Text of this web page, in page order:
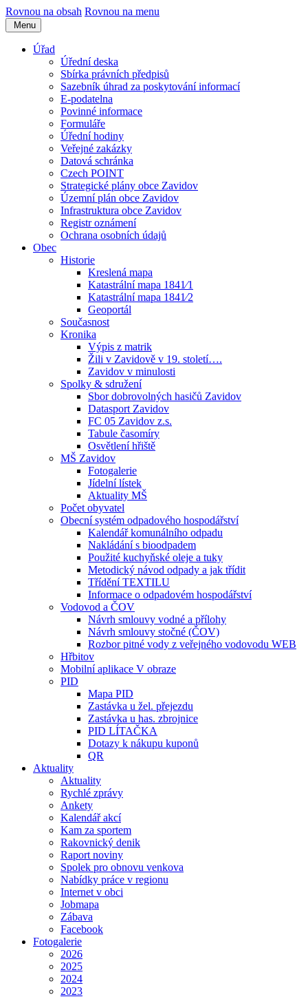
Rovnou na obsah Rovnou na menu
Menu
Úřad
Úřední deska
Sbírka právních předpisů
Sazebník úhrad za poskytování informací
E-podatelna
Povinné informace
Formuláře
Úřední hodiny
Veřejné zakázky
Datová schránka
Czech POINT
Strategické plány obce Zavidov
Územní plán obce Zavidov
Infrastruktura obce Zavidov
Registr oznámení
Ochrana osobních údajů
Obec
Historie
Kreslená mapa
Katastrální mapa 1841⁄1
Katastrální mapa 1841⁄2
Geoportál
Současnost
Kronika
Výpis z matrik
Žili v Zavidově v 19. století….
Zavidov v minulosti
Spolky & sdružení
Sbor dobrovolných hasičů Zavidov
Datasport Zavidov
FC 05 Zavidov z.s.
Tabule časomíry
Osvětlení hřiště
MŠ Zavidov
Fotogalerie
Jídelní lístek
Aktuality MŠ
Počet obyvatel
Obecní systém odpadového hospodářství
Kalendář komunálního odpadu
Nakládání s bioodpadem
Použité kuchyňské oleje a tuky
Metodický návod odpady a jak třídit
Třídění TEXTILU
Informace o odpadovém hospodářství
Vodovod a ČOV
Návrh smlouvy vodné a přílohy
Návrh smlouvy stočné (ČOV)
Rozbor pitné vody z veřejného vodovodu WEB
Hřbitov
Mobilní aplikace V obraze
PID
Mapa PID
Zastávka u žel. přejezdu
Zastávka u has. zbrojnice
PID LÍTAČKA
Dotazy k nákupu kuponů
QR
Aktuality
Aktuality
Rychlé zprávy
Ankety
Kalendář akcí
Kam za sportem
Rakovnický denik
Raport noviny
Spolek pro obnovu venkova
Nabídky práce v regionu
Internet v obci
Jobmapa
Zábava
Facebook
Fotogalerie
2026
2025
2024
2023